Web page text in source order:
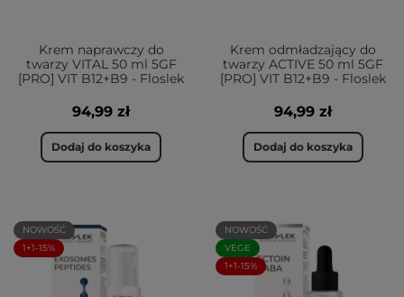
Krem naprawczy do
twarzy VITAL 50 ml 5GF
[PRO] VIT B12+B9 - Floslek
94,99 zł
Dodaj do koszyka
Krem odmładzający do
twarzy ACTIVE 50 ml 5GF
[PRO] VIT B12+B9 - Floslek
94,99 zł
Dodaj do koszyka
NOWOŚĆ
1+1-15%
NOWOŚĆ
VEGE
1+1-15%